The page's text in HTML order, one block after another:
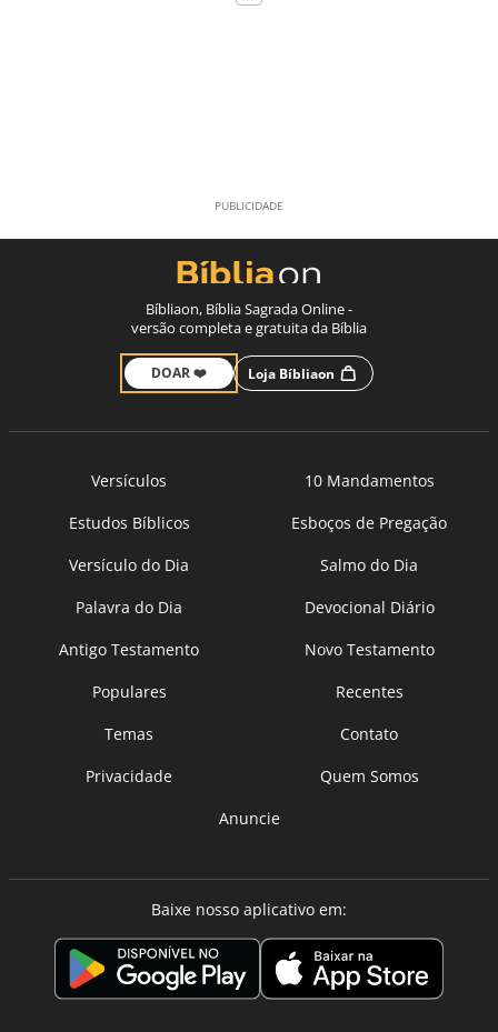
Bíbliaon, Bíblia Sagrada Online -
versão completa e gratuita da Bíblia
DOAR ❤️ Loja Bíbliaon
Versículos
10 Mandamentos
Estudos Bíblicos
Esboços de Pregação
Versículo do Dia
Salmo do Dia
Palavra do Dia
Devocional Diário
Antigo Testamento
Novo Testamento
Populares
Recentes
Temas
Contato
Privacidade
Quem Somos
Anuncie
Baixe nosso aplicativo em: